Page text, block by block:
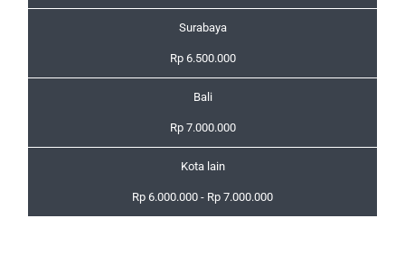
Surabaya
Rp 6.500.000
Bali
Rp 7.000.000
Kota lain
Rp 6.000.000 - Rp 7.000.000